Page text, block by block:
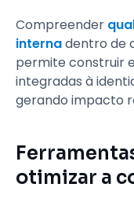
Compreender
internadentro de
permite construir
integradas à
gerando impacto
otimizar a